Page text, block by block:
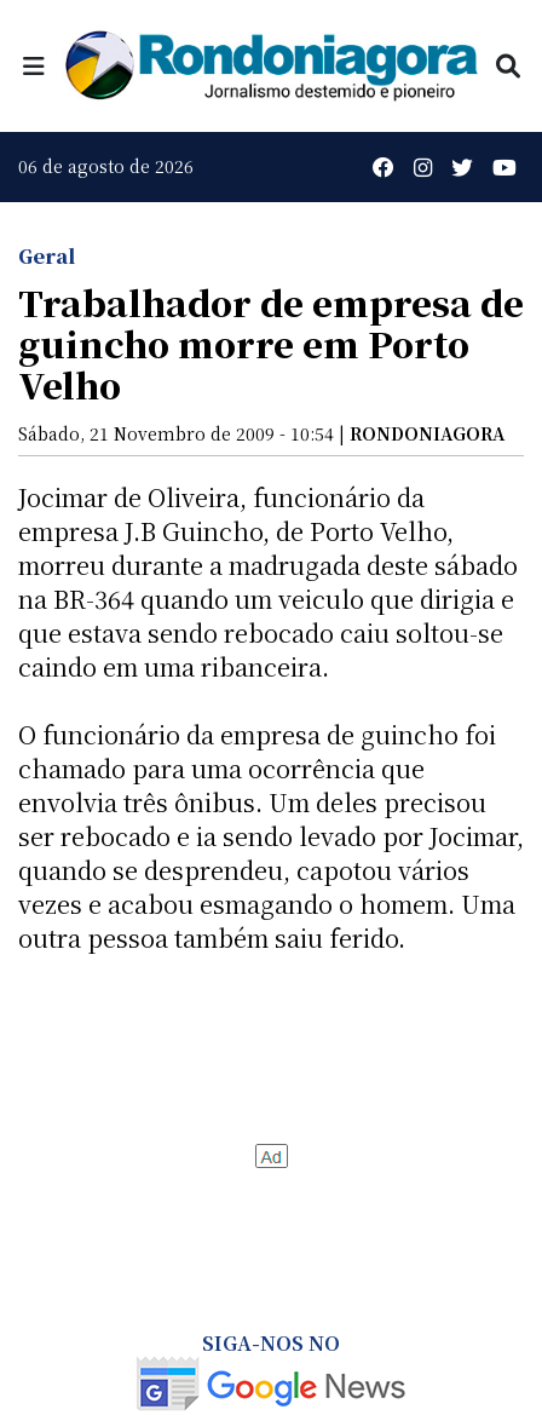
06 de agosto de 2026
Geral
Trabalhador de empresa de
guincho morre em Porto
Velho
Sábado, 21 Novembro de 2009 - 10:54 | RONDONIAGORA
Jocimar de Oliveira, funcionário da
empresa J.B Guincho, de Porto Velho,
morreu durante a madrugada deste sábado
na BR-364 quando um veiculo que dirigia e
que estava sendo rebocado caiu soltou-se
caindo em uma ribanceira.
O funcionário da empresa de guincho foi
chamado para uma ocorrência que
envolvia três ônibus. Um deles precisou
ser rebocado e ia sendo levado por Jocimar,
quando se desprendeu, capotou vários
vezes e acabou esmagando o homem. Uma
outra pessoa também saiu ferido.
SIGA-NOS NO